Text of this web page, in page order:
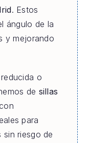
. Estos
ángulo de la
y mejorando
o
de sillas
para
sin riesgo de